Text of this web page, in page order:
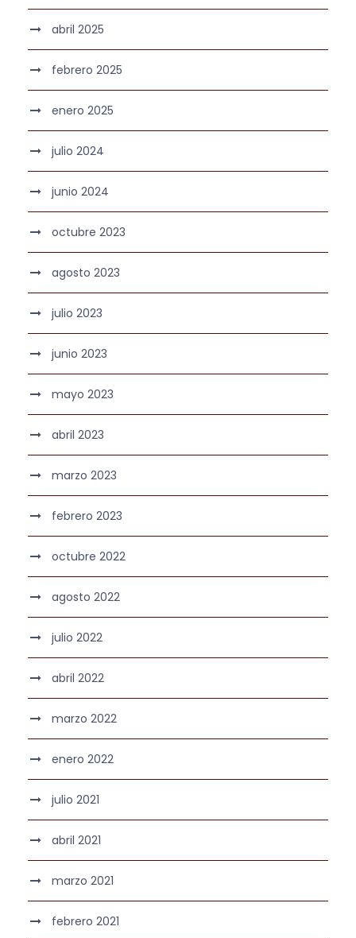
abril 2025
febrero 2025
enero 2025
julio 2024
junio 2024
octubre 2023
agosto 2023
julio 2023
junio 2023
mayo 2023
abril 2023
marzo 2023
febrero 2023
octubre 2022
agosto 2022
julio 2022
abril 2022
marzo 2022
enero 2022
julio 2021
abril 2021
marzo 2021
febrero 2021